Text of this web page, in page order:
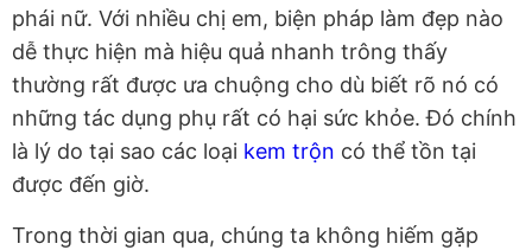
phái nữ. Với nhiều chị em, biện pháp làm đẹp nào
dễ thực hiện mà hiệu quả nhanh trông thấy
thường rất được ưa chuộng cho dù biết rõ nó có
những tác dụng phụ rất có hại sức khỏe. Đó chính
là lý do tại sao các loại kem trộn có thể tồn tại
được đến giờ.
Trong thời gian qua, chúng ta không hiếm gặp